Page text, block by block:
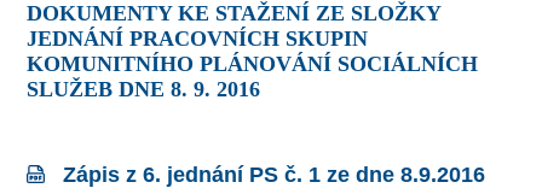
DOKUMENTY KE STAŽENÍ ZE SLOŽKY
JEDNÁNÍ PRACOVNÍCH SKUPIN
KOMUNITNÍHO PLÁNOVÁNÍ SOCIÁLNÍCH
SLUŽEB DNE 8. 9. 2016
Zápis z 6. jednání PS č. 1 ze dne 8.9.2016